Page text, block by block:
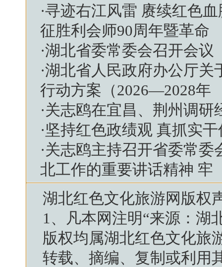
·寻迹右江风雷 赓续红色
征胜利会师90周年暨革命
·湖北省委常委会召开会议
·湖北省人民政府办公厅关
行动方案（2026—2028年
·关志鸥在宜昌、荆州调研
·坚持红色政绩观 真抓实
·关志鸥主持召开省委常委
北工作的重要讲话精神 牢
湖北红色文化旅游网 版权
1、凡本网注明“来源： 湖
版权均属湖北红色文化旅
转载、摘编、复制或利用